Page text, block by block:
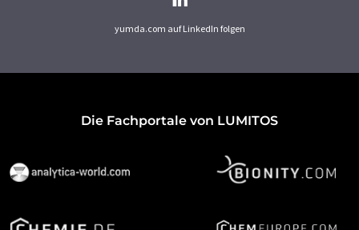
yumda.com auf LinkedIn folgen
Die Fachportale von LUMITOS